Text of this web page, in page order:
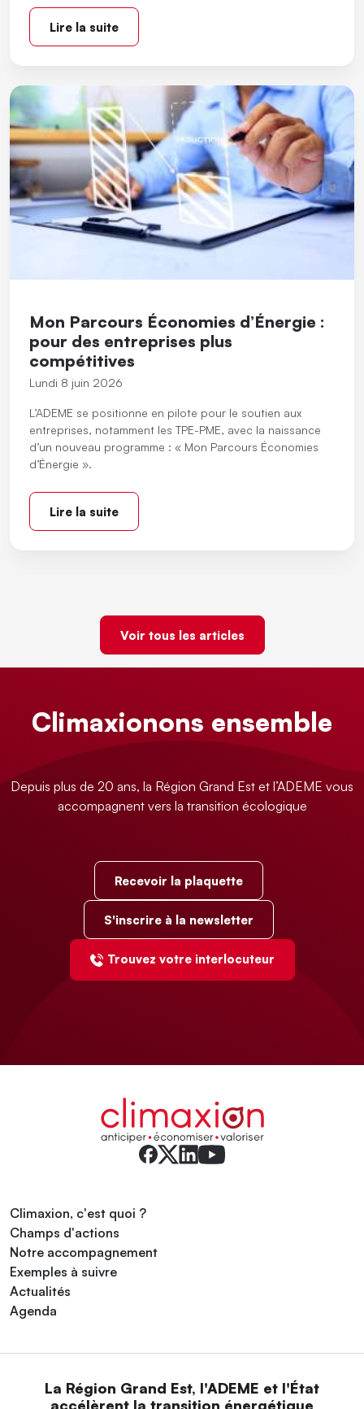
Lire la suite
Mon Parcours Économies d’Énergie :
pour des entreprises plus
compétitives
Lundi 8 juin 2026
L’ADEME se positionne en pilote pour le soutien aux
entreprises, notamment les TPE-PME, avec la naissance
d’un nouveau programme : « Mon Parcours Économies
d’Énergie ».
Lire la suite
Voir tous les articles
Climaxionons ensemble
Depuis plus de 20 ans, la Région Grand Est et l’ADEME vous
accompagnent vers la transition écologique
Recevoir la plaquette
S'inscrire à la newsletter
Trouvez votre interlocuteur
Climaxion, c'est quoi ?
Champs d'actions
Notre accompagnement
Exemples à suivre
Actualités
Agenda
La Région Grand Est, l'ADEME et l'État
accélèrent la transition énergétique